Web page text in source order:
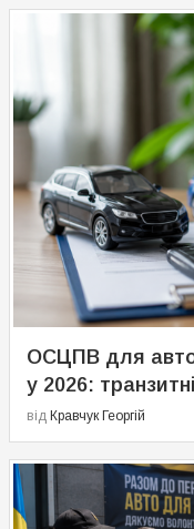
ОСЦПВ для авто
у 2026:
від Кравчук Георгій